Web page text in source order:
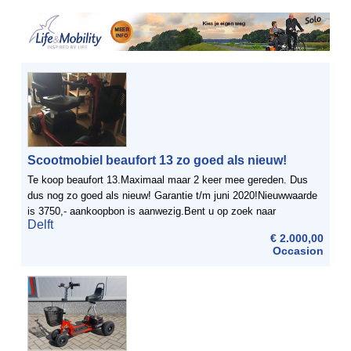
Scootmobiel beaufort 13 zo goed als nieuw!
Te koop beaufort 13.Maximaal maar 2 keer mee gereden. Dus
dus nog zo goed als nieuw! Garantie t/m juni 2020!Nieuwwaarde
is 3750,- aankoopbon is aanwezig.Bent u op zoek naar
een stevig, comfortabel en goed scootmobiel, neem dat ...
Delft
€ 2.000,00
Occasion